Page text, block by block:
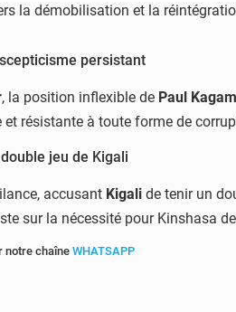
la démobilisation et la
persistant
, la position inflexible de Paul
résistante à toute forme de
jeu de Kigali
accusant Kigali de tenir un
sur la nécessité pour Kinshasa
notre chaîne WHATSAPP